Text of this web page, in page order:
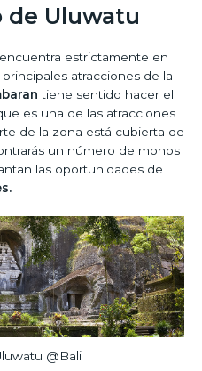
Uluwatu
estrictamente en
principales atracciones de la
tiene sentido hacer el
que es una de las atracciones
de la zona está cubierta de
un número de monos
las oportunidades de
@Bali